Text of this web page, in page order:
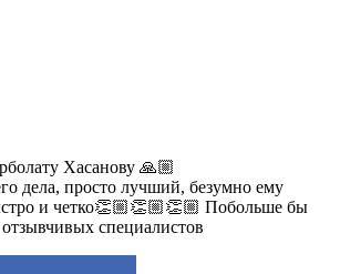
Хасанову 🙏🏼
дела, просто лучший, безумно ему
и четко👏🏼👏🏼👏🏼 Побольше бы
специалистов